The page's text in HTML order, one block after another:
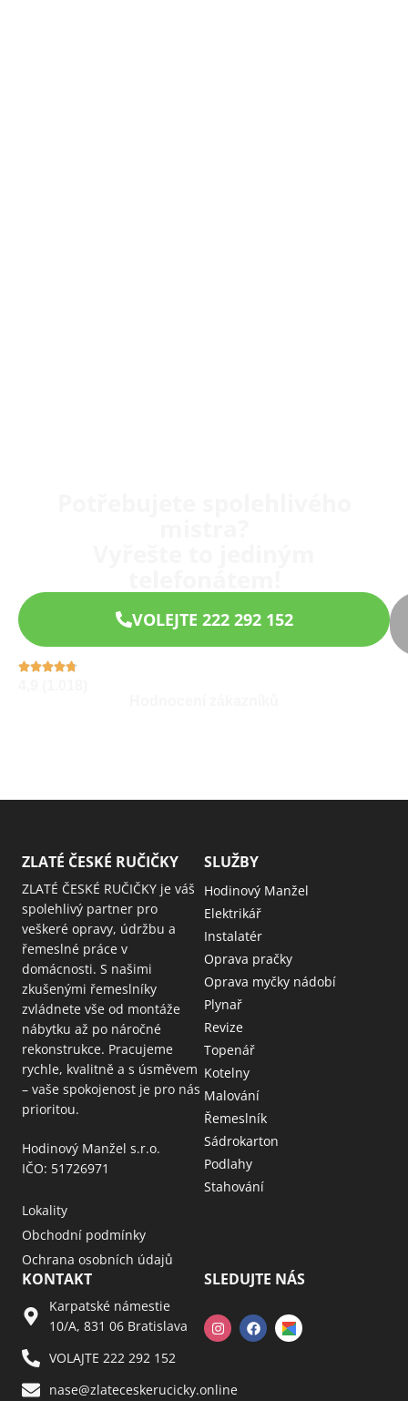
VOLEJTE 222 292 152
ZLATÉ ČESKÉ RUČIČKY
ZLATÉ ČESKÉ RUČIČKY je váš
spolehlivý partner pro
veškeré opravy, údržbu a
řemeslné práce v
domácnosti. S našimi
zkušenými řemeslníky
zvládnete vše od montáže
nábytku až po náročné
rekonstrukce. Pracujeme
rychle, kvalitně a s úsměvem
– vaše spokojenost je pro nás
prioritou.
Hodinový Manžel s.r.o.
IČO: 51726971
Lokality
Obchodní podmínky
Ochrana osobních údajů
SLUŽBY
Hodinový Manžel
Elektrikář
Instalatér
Oprava pračky
Oprava myčky nádobí
Plynař
Revize
Topenář
Kotelny
Malování
Řemeslník
Sádrokarton
Podlahy
Stahování
KONTAKT
Karpatské námestie
10/A, 831 06 Bratislava
VOLAJTE 222 292 152
nase@zlateceskerucicky.online
SLEDUJTE NÁS